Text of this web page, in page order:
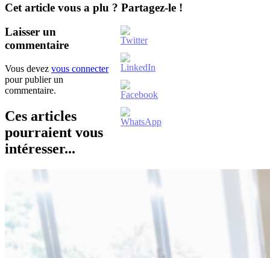
Cet article vous a plu ? Partagez-le !
Laisser un
commentaire
Vous devez vous connecter
pour publier un
commentaire.
Ces articles
pourraient vous
intéresser...